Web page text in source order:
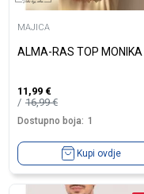
MAJICA
ALMA-RAS TOP MONIKA
11,99 €
16,99€
Dostupno boja: 1
Kupi ovdje